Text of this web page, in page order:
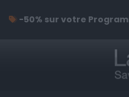
-50% sur votre